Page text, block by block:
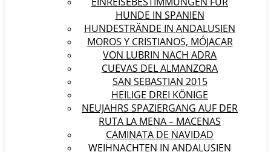
HUNDE IN SPANIEN
HUNDESTRÄNDE IN ANDALUSIEN
MOROS Y CRISTIANOS, MÓJACAR
VON LUBRIN NACH ADRA
CUEVAS DEL ALMANZORA
SAN SEBASTIAN 2015
HEILIGE DREI KÖNIGE
NEUJAHRS SPAZIERGANG AUF DER
RUTA LA MENA – MACENAS
CAMINATA DE NAVIDAD
WEIHNACHTEN IN ANDALUSIEN